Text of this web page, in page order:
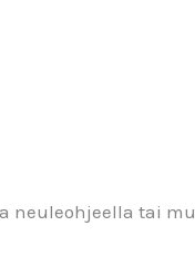
neuleohjeella tai